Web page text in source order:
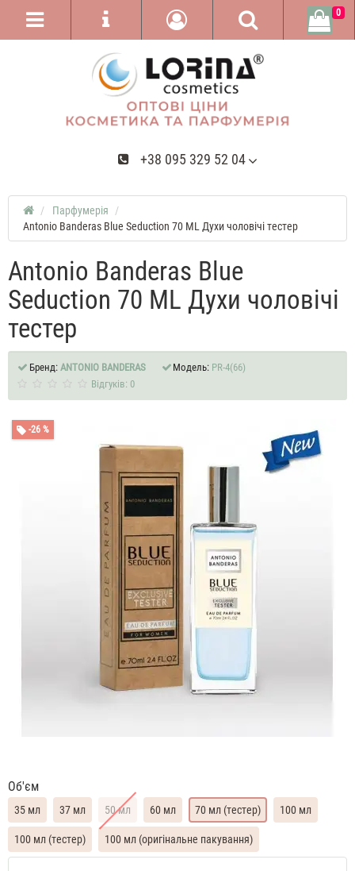
+38 095 329 52 04
0
Парфумерія
Antonio Banderas Blue Seduction 70 ML Духи чоловічі тестер
Antonio Banderas Blue
Seduction 70 ML Духи чоловічі
тестер
Бренд: ANTONIO BANDERAS Модель: PR-4(66)
Відгуків: 0
-26 %
Об'єм
35 мл 37 мл 50 мл 60 мл 70 мл (тестер) 100 мл
100 мл (тестер)
100 мл (оригінальне пакування)